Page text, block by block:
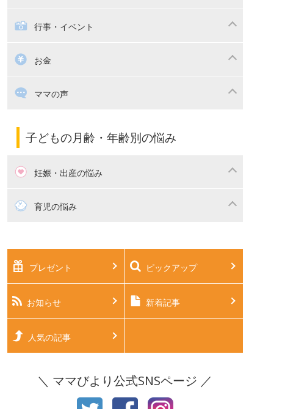
絵本
家族関係・夫婦関係
掃除
子供の服・ファッション
行事・イベント
漫画
出産祝い・内祝い
お金
住宅購入ママの声
子育てコラム
子どもの月齢・年齢別の悩み
妊娠・出産の悩み
妊活 育児の悩み
生後2ヶ月 生後3ヶ月
生後4ヶ月 生後5ヶ月
生後6ヶ月
生後11ヶ月
プレゼント ピックアップ
お知らせ 新着記事
人気の記事
＼ ママびより公式SNSページ ／